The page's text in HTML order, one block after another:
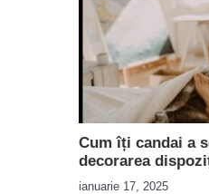
Cum îți candai a
decorarea
ianuarie 17, 2025